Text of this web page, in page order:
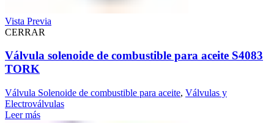
Vista Previa
CERRAR
Válvula solenoide de combustible para aceite S4083
TORK
Válvula Solenoide de combustible para aceite, Válvulas y
Electroválvulas
Leer más